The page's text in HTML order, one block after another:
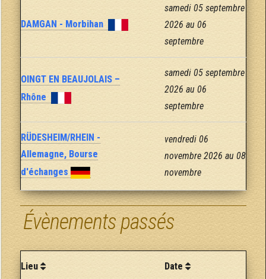
DAMGAN - Morbihan
samedi 05 septembre
2026 au 06
septembre
OINGT EN BEAUJOLAIS –
Rhône
samedi 05 septembre
2026 au 06
septembre
RÜDESHEIM/RHEIN -
Allemagne, Bourse
d'échanges
vendredi 06
novembre 2026 au 08
novembre
Évènements passés
Lieu Date